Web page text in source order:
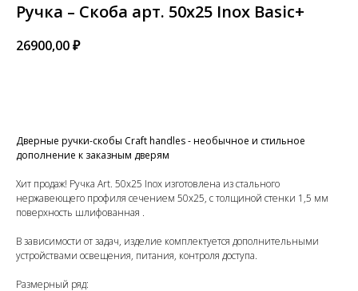
Ручка – Скоба арт. 50х25 Inox Basic+
26900,00₽
Дверные ручки-скобы Craft handles - необычное и стильное
дополнение к заказным дверям
Хит продаж! Ручка Art. 50х25 Inox изготовлена из стального
нержавеющего профиля сечением 50х25, с толщиной стенки 1,5 мм
поверхность шлифованная .
В зависимости от задач, изделие комплектуется дополнительными
устройствами освещения, питания, контроля доступа.
Размерный ряд: